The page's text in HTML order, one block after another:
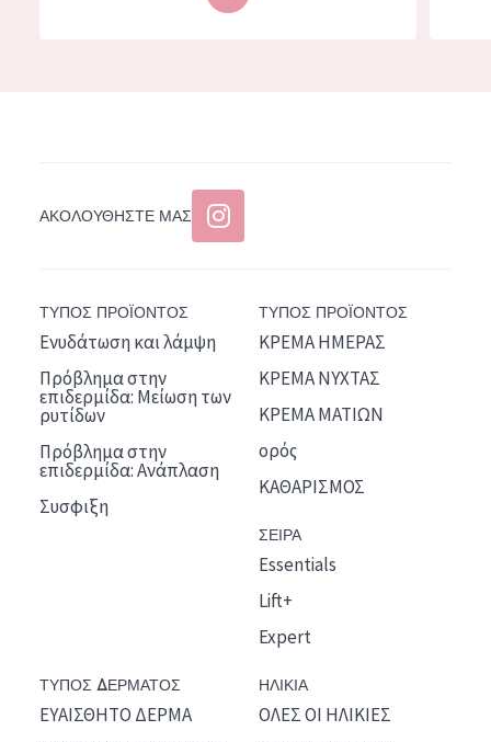
ΑΚΟΛΟΥΘΉΣΤΕ ΜΑΣ
ΤΥΠΟΣ ΠΡΟΪΟΝΤΟΣ
Ενυδάτωση και λάμψη
Πρόβλημα στην
επιδερμίδα: Μείωση των
ρυτίδων
Πρόβλημα στην
επιδερμίδα: Ανάπλαση
Συσφιξη
ΤΥΠΟΣ ΠΡΟΪΟΝΤΟΣ
ΚΡΕΜΑ ΗΜΕΡΑΣ
ΚΡΕΜΑ ΝΥΧΤΑΣ
ΚΡΕΜΑ ΜΑΤΙΩΝ
ορός
ΚΑΘΑΡΙΣΜΟΣ
ΣΕΙΡΑ
Essentials
Lift+
Expert
ΤΥΠΟΣ ΔΕΡΜΑΤΟΣ
ΕΥΑΙΣΘΗΤΟ ΔΕΡΜΑ
ΗΛΙΚΙΑ
ΟΛΕΣ ΟΙ ΗΛΙΚΙΕΣ